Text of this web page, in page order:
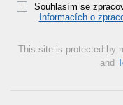
Souhlasím se
Informacích o
This site is protected by
and